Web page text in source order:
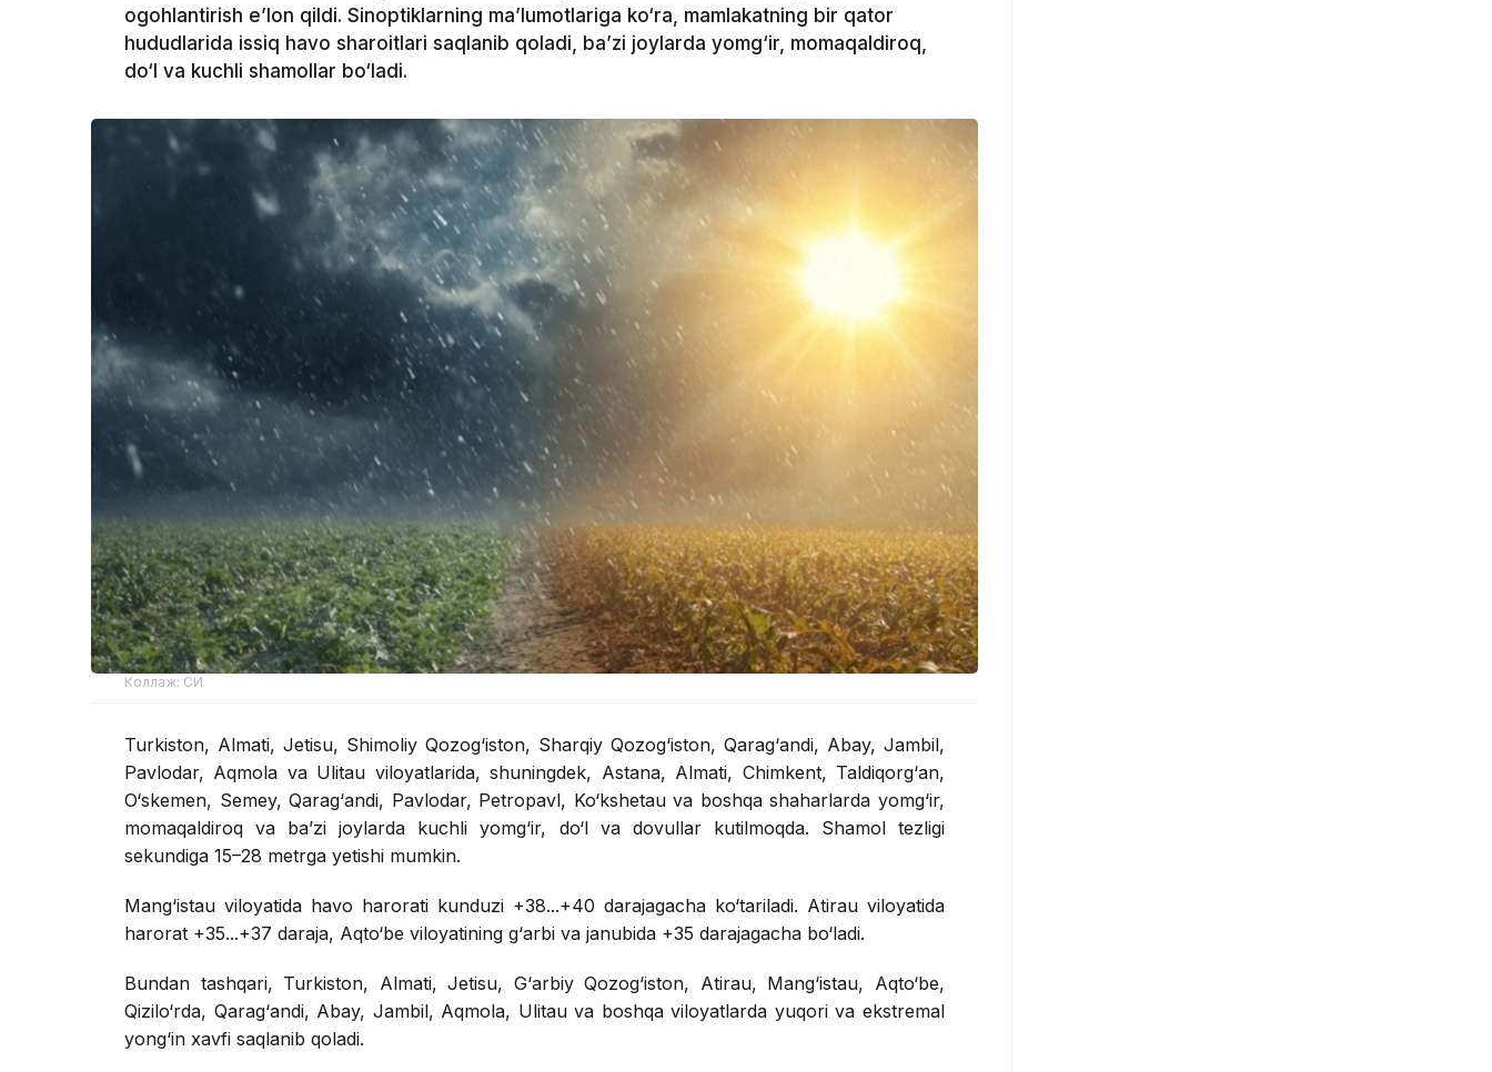
ogohlantirish e’lon qildi. Sinoptiklarning ma’lumotlariga ko‘ra, mamlakatning bir qator
hududlarida issiq havo sharoitlari saqlanib qoladi, ba’zi joylarda yomg‘ir, momaqaldiroq,
do‘l va kuchli shamollar bo‘ladi.
Коллаж: СИ
Turkiston, Almati, Jetisu, Shimoliy Qozog‘iston, Sharqiy Qozog‘iston, Qarag‘andi, Abay, Jambil,
Pavlodar, Aqmola va Ulitau viloyatlarida, shuningdek, Astana, Almati, Chimkent, Taldiqorg‘an,
O‘skemen, Semey, Qarag‘andi, Pavlodar, Petropavl, Ko‘kshetau va boshqa shaharlarda yomg‘ir,
momaqaldiroq va ba’zi joylarda kuchli yomg‘ir, do‘l va dovullar kutilmoqda. Shamol tezligi
sekundiga 15–28 metrga yetishi mumkin.
Mang‘istau viloyatida havo harorati kunduzi +38...+40 darajagacha ko‘tariladi. Atirau viloyatida
harorat +35...+37 daraja, Aqto‘be viloyatining g‘arbi va janubida +35 darajagacha bo‘ladi.
Bundan tashqari, Turkiston, Almati, Jetisu, G‘arbiy Qozog‘iston, Atirau, Mang‘istau, Aqto‘be,
Qizilo‘rda, Qarag‘andi, Abay, Jambil, Aqmola, Ulitau va boshqa viloyatlarda yuqori va ekstremal
yong‘in xavfi saqlanib qoladi.